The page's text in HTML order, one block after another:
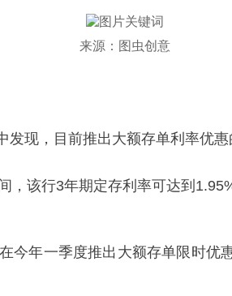
来源：图虫创意
现，目前推出大额存单利率优
该行3年期定存利率可达到
今年一季度推出大额存单限时